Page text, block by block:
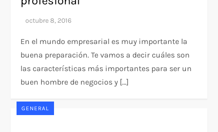
En el mundo empresarial es muy importante la
buena preparación. Te vamos a decir cuáles son
las características más importantes para ser un
buen hombre de negocios y […]
GENERAL